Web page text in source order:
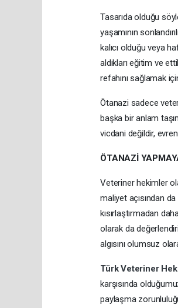
Tasarıda olduğu
yaşamının
kalıcı olduğu veya
aldıkları eğitim ve
refahını sağlamak
Ötanazi sadece
başka bir anlam
vicdani değildir,
ÖTANAZİ
Veteriner hekimler
maliyet açısından
kısırlaştırmadan
olarak da
algısını olumsuz
Türk Veteriner
karşısında
paylaşma